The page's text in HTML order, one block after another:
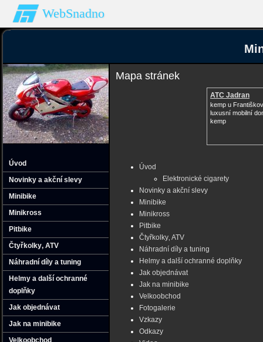
WebSnadno
Úvod
Novinky a akční slevy
Minibike
Minikross
Pitbike
Čtyřkolky‚ ATV
Náhradní díly a tuning
Helmy a další ochranné
doplňky
Jak objednávat
Jak na minibike
Velkoobchod
Mapa stránek
ATC Jadran
kemp u
luxusní mobilní
kemp
Úvod
Elektronické cigarety
Novinky a akční slevy
Minibike
Minikross
Pitbike
Čtyřkolky‚ ATV
Náhradní díly a tuning
Helmy a další ochranné doplňky
Jak objednávat
Jak na minibike
Velkoobchod
Fotogalerie
Vzkazy
Odkazy